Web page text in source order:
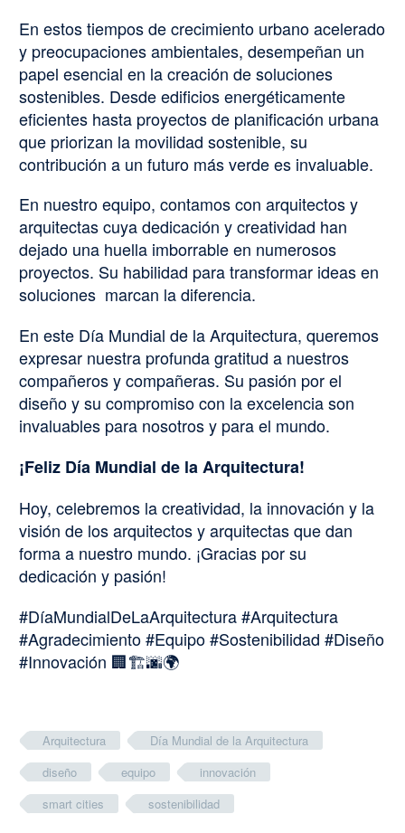
En estos tiempos de crecimiento urbano acelerado
y preocupaciones ambientales, desempeñan un
papel esencial en la creación de soluciones
sostenibles. Desde edificios energéticamente
eficientes hasta proyectos de planificación urbana
que priorizan la movilidad sostenible, su
contribución a un futuro más verde es invaluable.
En nuestro equipo, contamos con arquitectos y
arquitectas cuya dedicación y creatividad han
dejado una huella imborrable en numerosos
proyectos. Su habilidad para transformar ideas en
soluciones marcan la diferencia.
En este Día Mundial de la Arquitectura, queremos
expresar nuestra profunda gratitud a nuestros
compañeros y compañeras. Su pasión por el
diseño y su compromiso con la excelencia son
invaluables para nosotros y para el mundo.
¡Feliz Día Mundial de la Arquitectura!
Hoy, celebremos la creatividad, la innovación y la
visión de los arquitectos y arquitectas que dan
forma a nuestro mundo. ¡Gracias por su
dedicación y pasión!
#DíaMundialDeLaArquitectura #Arquitectura
#Agradecimiento #Equipo #Sostenibilidad #Diseño
#Innovación 🏢🏗️🌆🌍
Arquitectura
Día Mundial de la Arquitectura
diseño
equipo
innovación
smart cities
sostenibilidad